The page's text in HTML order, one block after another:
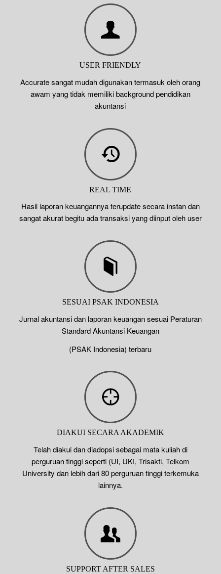
USER FRIENDLY
Accurate sangat mudah digunakan termasuk oleh orang
awam yang tidak memiliki background pendidikan
akuntansi
REAL TIME
Hasil laporan keuangannya terupdate secara instan dan
sangat akurat begitu ada transaksi yang diinput oleh user
SESUAI PSAK INDONESIA
Jurnal akuntansi dan laporan keuangan sesuai Peraturan
Standard Akuntansi Keuangan
(PSAK Indonesia) terbaru
DIAKUI SECARA AKADEMIK
Telah diakui dan diadopsi sebagai mata kuliah di
perguruan tinggi seperti (UI, UKI, Trisakti, Telkom
University dan lebih dari 80 perguruan tinggi terkemuka
lainnya.
SUPPORT AFTER SALES